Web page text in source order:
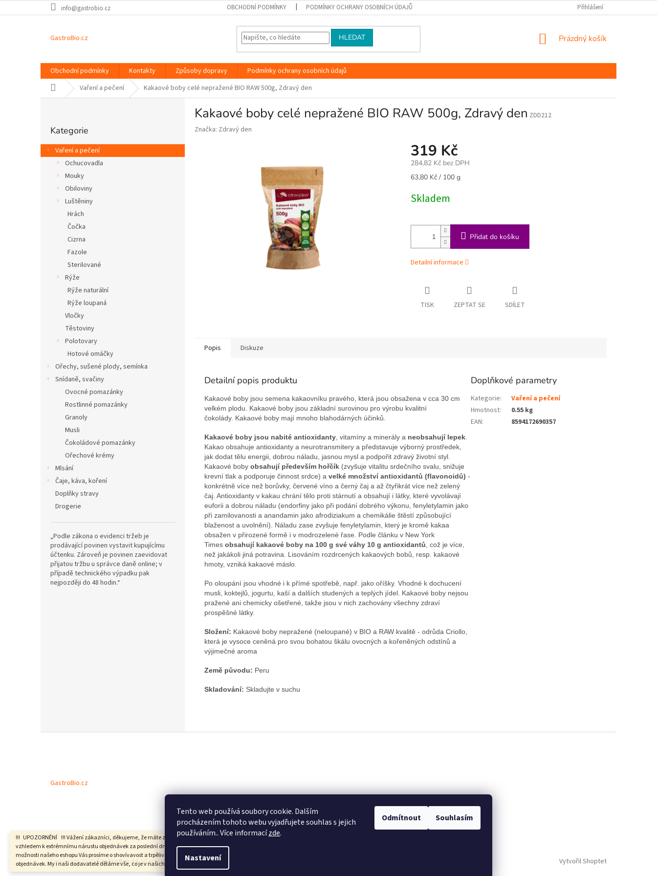
Tento web používá soubory cookie. Dalším
procházením tohoto webu vyjadřujete souhlas s jejich
používáním.. Více informacízde.
Nastavení
Odmítnout Souhlasím
na
!!! UPOZORNĚNÍ !!! Vážení zákazníci, děkujeme, že máte zájem u nás nakoupit, ale
vzhledem k extrémnímu nárustu objednávek za poslední dny a omezené skladové
možnosti našeho eshopu Vás prosíme o shovívavost a trpělivost s vyřizováním
objednávek. My i naši dodavatelé děláme vše, co je v našich silách. Děkujeme.
info@gastrobio.cz OBCHODNÍ PODMÍNKY PODMÍNKY OCHRANY OSOBNÍCH ÚDAJŮ Přihlášení
GastroBio.cz HLEDAT
NÁKUPNÍ
Prázdný košík
Obchodní podmínky Kontakty Způsoby dopravy
Podmínky ochrany osobních údajů
Domů Vaření a pečení Kakaové boby celé nepražené BIO RAW 500g, Zdravý den
r
a
kategorie
Kategorie
Vaření a pečení
Ochucovadla
Mouky
Obiloviny
Luštěniny
Hrách
Čočka
Cizrna
Fazole
Sterilované
Rýže
Rýže naturální
Rýže loupaná
Vločky
Těstoviny
Polotovary
Hotové omáčky
Ořechy, sušené plody, semínka
Snídaně, svačiny
Ovocné pomazánky
Rostlinné pomazánky
Granoly
Musli
Čokoládové pomazánky
Ořechové krémy
Mlsání
Čaje, káva, koření
Doplňky stravy
Drogerie
„Podle zákona o evidenci tržeb je
prodávající povinen vystavit kupujícímu
účtenku. Zároveň je povinen zaevidovat
přijatou tržbu u správce daně online; v
případě technického výpadku pak
nejpozději do 48 hodin.“
Kakaové boby celé nepražené BIO RAW 500g, Zdravý den ZDD212
Značka: Zdravý den
319 Kč
284,82 Kč bez DPH
Měrná
63,80 Kč / 100 g
Skladem
Přidat do košíku
Detailní informace
TISK ZEPTAT SE SDÍLET
Popis Diskuze
Detailní popis produktu
Kakaové boby jsou semena kakaovníku pravého, která jsou obsažena v cca 30 cm
velkém plodu. Kakaové boby jsou základní surovinou pro výrobu kvalitní
čokolády. Kakaové boby mají mnoho blahodárných účinků.
Kakaové boby jsou nabité antioxidanty , vitamíny a minerály a neobsahují lepek
Kakao obsahuje antioxidanty a neurotransmitery a představuje výborný prostředek,
jak dodat tělu energii, dobrou náladu, jasnou mysl a podpořit zdravý životní styl.
Kakaové boby obsahují především hořčík (zvyšuje vitalitu srdečního svalu, snižuje
krevní tlak a podporuje činnost srdce) a velké množství antioxidantů (flavonoidů) -
konkrétně více než borůvky, červené víno a černý čaj a až čtyřikrát více než zelený
čaj. Antioxidanty v kakau chrání tělo proti stárnutí a obsahují i látky, které vyvolávají
euforii a dobrou náladu (endorfiny jako při podání dobrého výkonu, fenyletylamin jako
při zamilovanosti a anandamin jako afrodiziakum a chemikálie štěstí způsobující
blaženost a uvolnění). Náladu zase zvyšuje fenyletylamin, který je kromě kakaa
obsažen v přirozené formě i v modrozelené řase. Podle článku v New York
Times obsahují kakaové boby na 100 g své váhy 10 g antioxidantů , což je více,
než jakákoli jiná potravina. Lisováním rozdrcených kakaových bobů, resp. kakaové
hmoty, vzniká kakaové máslo.
Po oloupání jsou vhodné i k přímé spotřebě, např. jako oříšky. Vhodné k dochucení
musli, koktejlů, jogurtu, kaší a dalších studených a teplých jídel. Kakaové boby nejsou
pražené ani chemicky ošetřené, takže jsou v nich zachovány všechny zdraví
prospěšné látky.
Složení: Kakaové boby nepražené (neloupané) v BIO a RAW kvalitě - odrůda Criollo,
která je vysoce ceněná pro svou bohatou škálu ovocných a kořeněných odstínů a
výjimečné aroma
Země původu: Peru
Skladování: Skladujte v suchu
Doplňkové parametry
Kategorie:
Vaření a pečení
Hmotnost:
0.55 kg
EAN: 8594172690357
GastroBio.cz
Vytvořil Shoptet
Copyright 2026GastroBio.cz. Všechna práva vyhrazena.Upravit nastavení cookies